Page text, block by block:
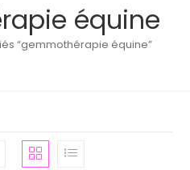
équine
“gemmothérapie équine”